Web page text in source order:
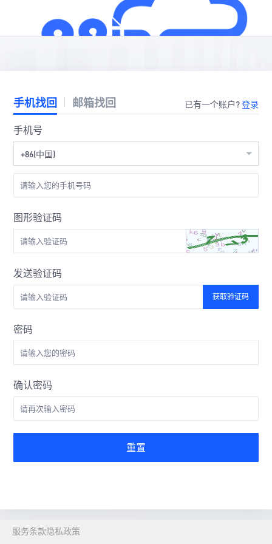
手机找回 邮箱找回 已有一个账户?登录
手机号
+86(中国)
图形验证码
发送验证码
获取验证码
密码
确认密码
重置
服务条款 隐私政策